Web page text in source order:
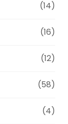
(14)
(16)
(12)
(58)
(4)